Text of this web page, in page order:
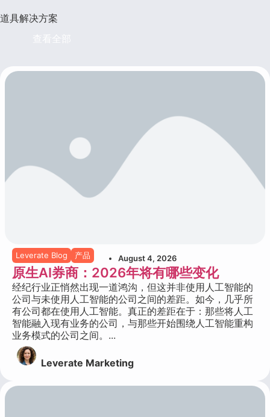
道具解决方案
Leverate Blog 产品 August 4, 2026
原生AI券商：2026年将有哪些变化
经纪行业正悄然出现一道鸿沟，但这并非使用人工智能的
公司与未使用人工智能的公司之间的差距。如今，几乎所
有公司都在使用人工智能。真正的差距在于：那些将人工
智能融入现有业务的公司，与那些开始围绕人工智能重构
业务模式的公司之间。...
Leverate Marketing